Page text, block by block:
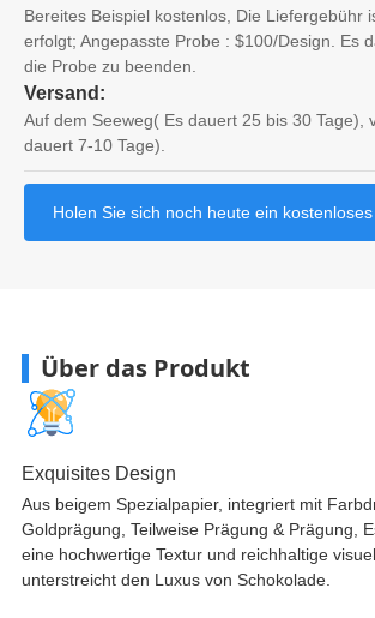
Bereites Beispiel kostenlos, Die Liefergebühr
erfolgt; Angepasste Probe : $100/Design. Es
die Probe zu beenden.
Versand:
Auf dem Seeweg( Es dauert 25 bis 30 Tage),
dauert 7-10 Tage).
Holen Sie sich noch heute ein
Über das Produkt
Exquisites Design
Aus beigem Spezialpapier, integriert mit
Goldprägung, Teilweise Prägung & Prägung,
eine hochwertige Textur und reichhaltige
unterstreicht den Luxus von Schokolade.